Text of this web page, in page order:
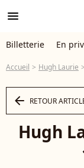
menu
Billetterie En
Accueil Hugh Laurie
arrow_left RETOUR
Hugh